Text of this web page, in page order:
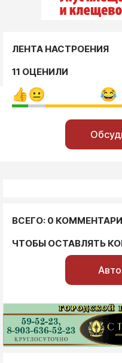
ЛЕНТА НАСТРОЕНИЯ
11 ОЦЕНИЛИ
ВСЕГО: 0
ЧТОБЫ ОСТАВЛЯТЬ